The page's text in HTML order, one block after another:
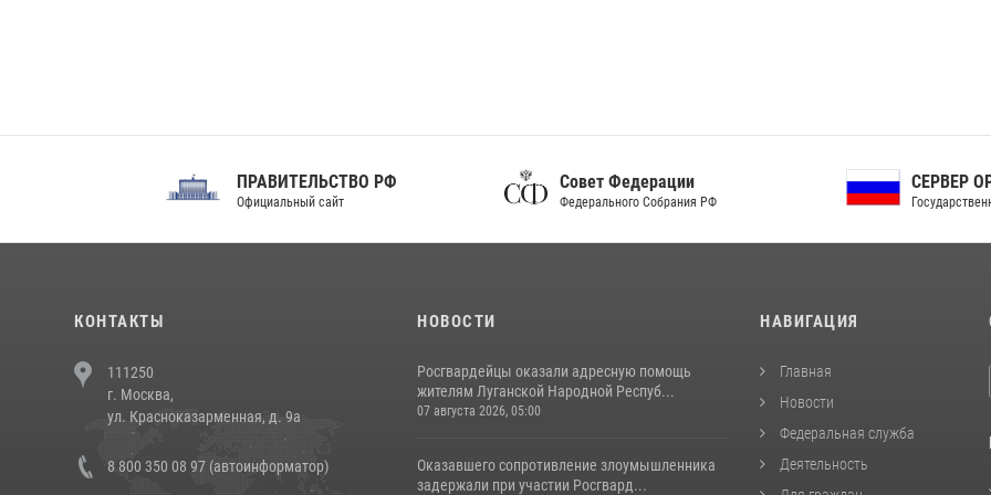
ПРАВИТЕЛЬСТВО РФ
Официальный сайт
Совет Федерации
Федерального Собрания РФ
СЕРВЕР ОРГАНОВ
Государственной власти РФ
КОНТАКТЫ
111250
г. Москва,
ул. Красноказарменная, д. 9а
8 800 350 08 97 (автоинформатор)
НОВОСТИ
Росгвардейцы оказали адресную помощь
жителям Луганской Народной Респуб...
07 августа 2026, 05:00
Оказавшего сопротивление злоумышленника
задержали при участии Росгвард...
НАВИГАЦИЯ
Главная
Новости
Федеральная служба
Деятельность